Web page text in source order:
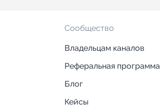
Сообщество
Владельцам каналов
Реферальная программа
Блог
Кейсы